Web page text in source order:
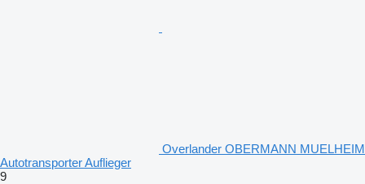
Overlander OBERMANN MUELHEIM
Autotransporter Auflieger
9